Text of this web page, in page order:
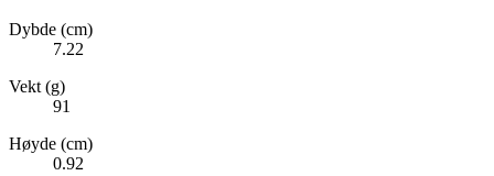
Dybde (cm)
7.22
Vekt (g)
91
Høyde (cm)
0.92